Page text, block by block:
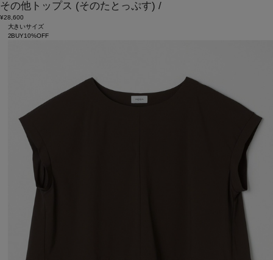
その他トップス (そのたとっぷす) /
¥28,600
大きいサイズ
2BUY10%OFF